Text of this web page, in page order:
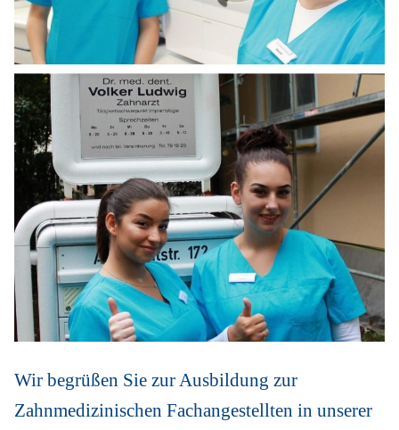
Wir begrüßen Sie zur Ausbildung zur
Zahnmedizinischen Fachangestellten in unserer